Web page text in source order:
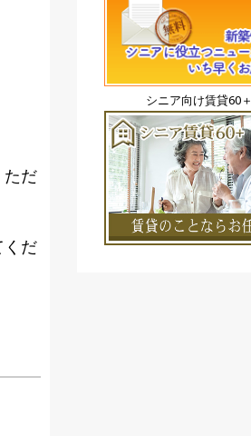
ただ
くだ
シニア向け賃貸60＋